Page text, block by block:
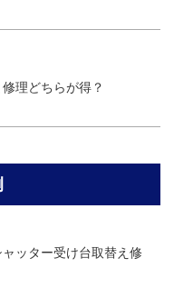
理どちらが得？
ッター受け台取替え修